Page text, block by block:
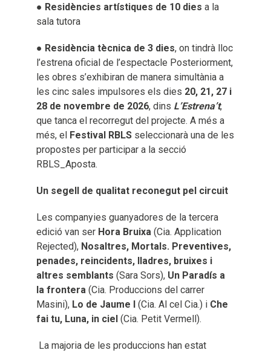
● Residències artístiques de 10 dies a la
sala tutora
● Residència tècnica de 3 dies, on tindrà lloc
l’estrena oficial de l’espectacle Posteriorment,
les obres s’exhibiran de manera simultània a
les cinc sales impulsores els dies 20, 21, 27 i
28 de novembre de 2026, dins L’Estrena’t,
que tanca el recorregut del projecte. A més a
més, el Festival RBLS seleccionarà una de les
propostes per participar a la secció
RBLS_Aposta.
Un segell de qualitat reconegut pel circuit
Les companyies guanyadores de la tercera
edició van ser Hora Bruixa (Cia. Application
Rejected), Nosaltres, Mortals. Preventives,
penades, reincidents, lladres, bruixes i
altres semblants (Sara Sors), Un Paradís a
la frontera (Cia. Produccions del carrer
Masini), Lo de Jaume I (Cia. Al cel Cia.) i Che
fai tu, Luna, in ciel (Cia. Petit Vermell).
La majoria de les produccions han estat